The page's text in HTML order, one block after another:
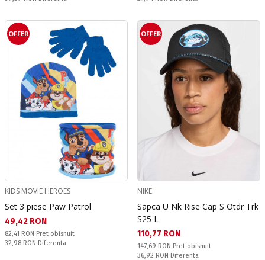
OFFER
KIDS MOVIE HEROES
Set 3 piese Paw Patrol
Текуща цена:
49,42 RON
Pret obisnuit:
82,41 RON Pret obisnuit
Спестявате:
32,98 RON Diferenta
OFFER
NIKE
Sapca U Nk Rise Cap S Otdr Trk
S25 L
Текуща цена:
110,77 RON
Pret obisnuit:
147,69 RON Pret obisnuit
Спестявате:
36,92 RON Diferenta